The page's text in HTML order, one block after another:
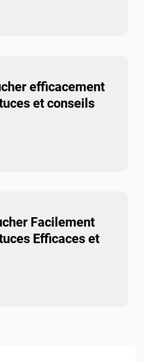
efficacement
et conseils
Facilement
Efficaces et